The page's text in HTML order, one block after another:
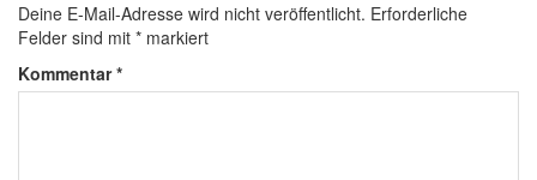
Deine E-Mail-Adresse wird nicht veröffentlicht. Erforderliche
Felder sind mit * markiert
Kommentar*